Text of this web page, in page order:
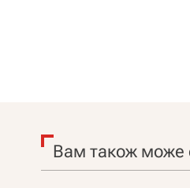
Вам також може